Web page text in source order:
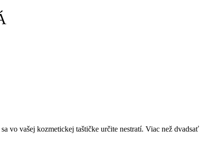
vašej kozmetickej taštičke určite nestratí. Viac než